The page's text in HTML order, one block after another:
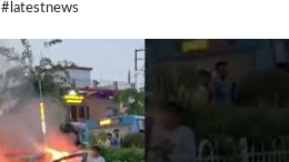
#latestnews